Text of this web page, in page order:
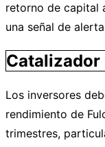
retorno de capital
una señal de
Catalizador
Los inversores
rendimiento de
trimestres,